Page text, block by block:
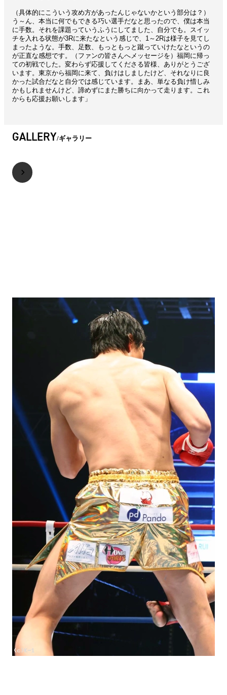
（具体的にこういう攻め方があったんじゃないかという部分は？）
う～ん、本当に何でもできる巧い選手だなと思ったので、僕は本当
に手数。それを課題っていうふうにしてました、自分でも。スイッ
チを入れる状態が3Rに来たなという感じで、1～2Rは様子を見てし
まったような。手数、足数、もっともっと蹴っていけたなというの
が正直な感想です。（ファンの皆さんへメッセージを）福岡に帰っ
ての初戦でした。変わらず応援してくださる皆様、ありがとうござ
います。東京から福岡に来て、負けはしましたけど、それなりに良
かった試合だなと自分では感じています。まあ、単なる負け惜しみ
かもしれませんけど、諦めずにまた勝ちに向かって走ります。これ
からも応援お願いします」
GALLERY ギャラリー